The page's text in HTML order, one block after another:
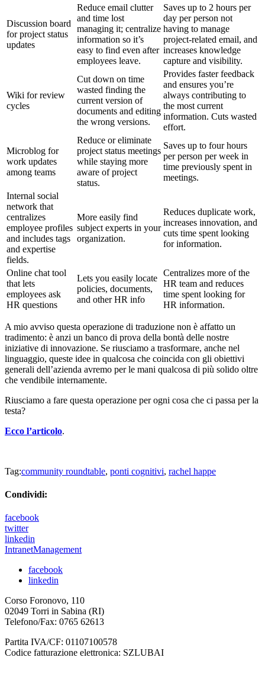
Discussion board
for project status
updates
Reduce email clutter
and time lost
managing it; centralize
information so it’s
easy to find even after
employees leave.
Saves up to 2 hours per
day per person not
having to manage
project-related email, and
increases knowledge
capture and visibility.
Wiki for review
cycles
Cut down on time
wasted finding the
current version of
documents and editing
the wrong versions.
Provides faster feedback
and ensures you’re
always contributing to
the most current
information. Cuts wasted
effort.
Microblog for
work updates
among teams
Reduce or eliminate
project status meetings
while staying more
aware of project
status.
Saves up to four hours
per person per week in
time previously spent in
meetings.
Internal social
network that
centralizes
employee profiles
and includes tags
and expertise
fields.
More easily find
subject experts in your
organization.
Reduces duplicate work,
increases innovation, and
cuts time spent looking
for information.
Online chat tool
that lets
employees ask
HR questions
Lets you easily locate
policies, documents,
and other HR info
Centralizes more of the
HR team and reduces
time spent looking for
HR information.
A mio avviso questa operazione di traduzione non è affatto un
tradimento: è anzi un banco di prova della bontà delle nostre
iniziative di innovazione. Se riusciamo a trasformare, anche nel
linguaggio, queste idee in qualcosa che coincida con gli obiettivi
generali dell’azienda avremo per le mani qualcosa di più solido oltre
che vendibile internamente.
Riusciamo a fare questa operazione per ogni cosa che ci passa per la
testa?
Ecco l’articolo.
Tag:community roundtable, ponti cognitivi, rachel happe
Condividi:
facebook
twitter
linkedin
IntranetManagement
facebook
linkedin
Corso Foronovo, 110
02049 Torri in Sabina (RI)
Telefono/Fax: 0765 62613
Partita IVA/CF: 01107100578
Codice fatturazione elettronica: SZLUBAI